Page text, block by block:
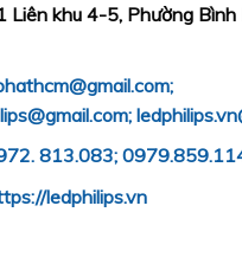
Liên khu 4-5, Phường Bình
813.083;
ledphilips.vn